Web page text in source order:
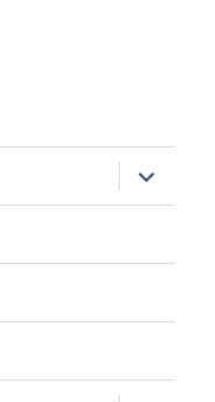
ouvrir
le
sous-